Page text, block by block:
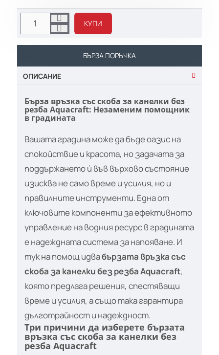
КУПИ
БЪРЗА ПОРЪЧКА
ОПИСАНИЕ
Бърза връзка със скоба за канелки без
резба Aquacraft: Незаменим помощник
в градината
Вашата градина може да бъде оазис на
спокойствие и красота, но задачата за
поддържането ѝ във върхово състояние
изисква не само време и усилия, но и
правилните инструменти. Една от
ключовите компоненти за ефективното
управление на водния ресурс в градината
е надеждната система за напояване. И
тук на помощ идвабързата връзка със
скоба за канелки без резба Aquacraft,
която предлага решения, спестяващи
време и усилия, а също така гарантира
дълготрайност и надеждност.
Три причини да изберете бързата
връзка със скоба за канелки без
резба Aquacraft